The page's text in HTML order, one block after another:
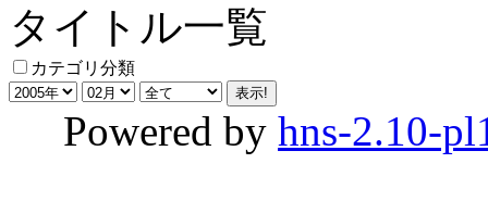
タイトル一覧
カテゴリ分類
Powered by hns-2.10-